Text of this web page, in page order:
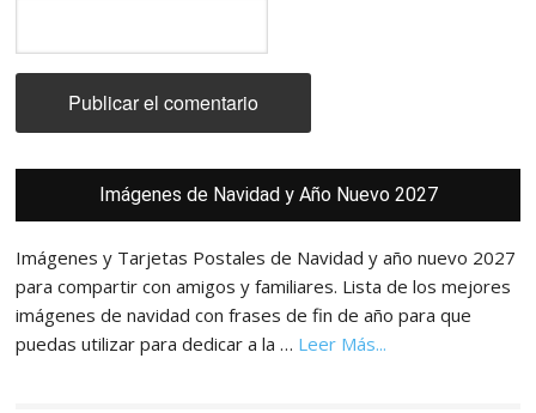
principal
Imágenes de Navidad y Año Nuevo 2027
Imágenes y Tarjetas Postales de Navidad y año nuevo 2027
para compartir con amigos y familiares. Lista de los mejores
imágenes de navidad con frases de fin de año para que
puedas utilizar para dedicar a la … Leer Más...